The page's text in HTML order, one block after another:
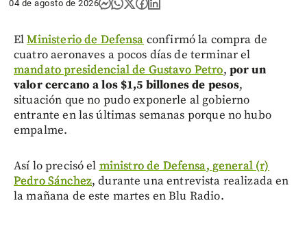
04 de agosto de 2026
ElMinisterio de Defensa confirmó la compra de
cuatro aeronaves a pocos días de terminar el
mandato presidencial de Gustavo Petro, por un
valor cercano a los $1,5 billones de pesos,
situación que no pudo exponerle al gobierno
entrante en las últimas semanas porque no hubo
empalme.
Así lo precisó el ministro de Defensa, general (r)
Pedro Sánchez, durante una entrevista realizada en
la mañana de este martes en Blu Radio.